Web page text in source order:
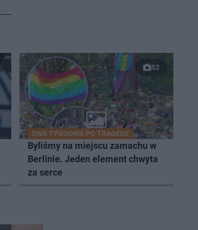
52
DWA TYGODNIE PO TRAGEDII
Byliśmy na miejscu zamachu w
Berlinie. Jeden element chwyta
za serce